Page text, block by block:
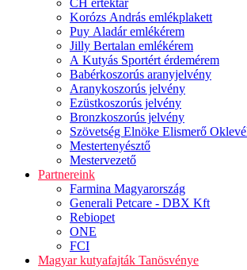
CH értéktár
Korózs András emlékplakett
Puy Aladár emlékérem
Jilly Bertalan emlékérem
A Kutyás Sportért érdemérem
Babérkoszorús aranyjelvény
Aranykoszorús jelvény
Ezüstkoszorús jelvény
Bronzkoszorús jelvény
Szövetség Elnöke Elismerő
Mestertenyésztő
Mestervezető
Partnereink
Farmina Magyarország
Generali Petcare - DBX Kft
Rebiopet
ONE
FCI
Magyar kutyafajták Tanösvénye